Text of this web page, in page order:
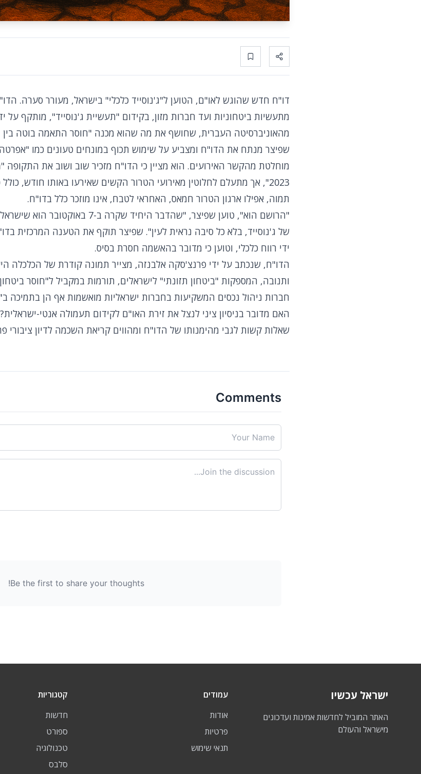
Share
Bookmark
דו"ח חדש שהוגש לאו"ם, הטוען ל"ג'נוסייד כלכלי" בישראל, מעורר סערה.
מתעשיות ביטחוניות ועד חברות מזון, בקידום "תעשיית ג'נוסייד", מותקף על
מהאוניברסיטה העברית, שחושף את מה שהוא מכנה "חוסר התאמה בוטה בין
שפיצר מנתח את הדו"ח ומצביע על שימוש תכוף במונחים טעונים כמו
2023", אך מתעלם לחלוטין מאירועי הטרור הקשים שאירעו באותו חודש,
תמוה, אפילו ארגון הטרור חמאס, האחראי לטבח, אינו מוזכר כלל בדו"ח.
"הרושם הוא", טוען שפיצר, "שהדבר היחיד
של ג'נוסייד, בלא כל סיבה נראית לעין". שפיצר תוקף את הטענה המרכזית
ידי רווח כלכלי, וטוען כי מדובר בהאשמה חסרת בסיס.
הדו"ח, שנכתב על ידי פרנצ'סקה אלבנזה, מצייר תמונה קודרת של הכלכלה
ותנובה, המספקות "ביטחון תזונתי" לישראלים, תורמות במקביל ל"חוסר
חברות ניהול נכסים המשקיעות בחברות ישראליות מואשמות אף הן בתמיכה
האם מדובר בניסיון ציני לנצל את זירת האו"ם לקידום תעמולה אנטי-
שאלות קשות לגבי מהימנותו של הדו"ח ומהווים קריאת השכמה לדיון ציבורי
Comments
Be the first to share your thoughts!
ישראל עכשיו
האתר המוביל לחדשות אמינות ועדכונים
מישראל והעולם
עמודים
אודות
פרטיות
תנאי שימוש
קטגוריות
חדשות
ספורט
טכנולוגיה
סלבס